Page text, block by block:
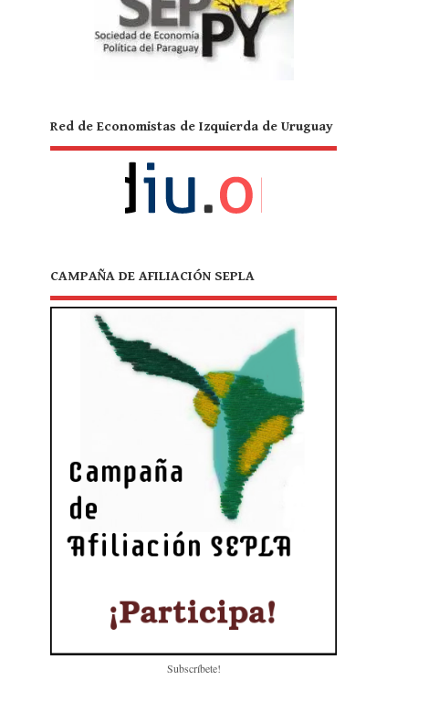
Red de Economistas de Izquierda de Uruguay
CAMPAÑA DE AFILIACIÓN SEPLA
Subscríbete!